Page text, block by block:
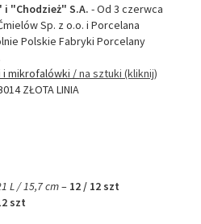
i "Chodzież" S.A. - Od 3 czerwca
Sp. z o.o. i Porcelana
Polskie Fabryki Porcelany
i mikrofalówki /na sztuki (kliknij)
ZŁOTA LINIA
L / 15,7 cm– 12 / 12 szt
szt